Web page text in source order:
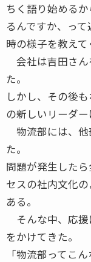
ちく語り始める
るんですか、っ
時の様子を教えて
会社は吉田さん
た。
しかし、その後
の新しいリーダー
物流部には、他
た。
問題が発生した
セスの社内文化
ある。
そんな中、応援
をかけてきた。
「物流部ってこ